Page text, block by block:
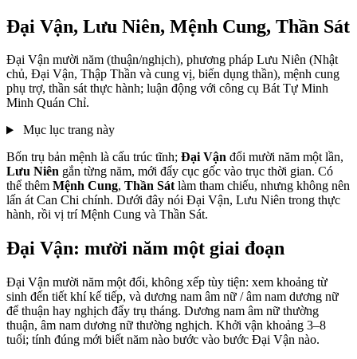
Đại Vận, Lưu Niên, Mệnh Cung, Thần Sát
Đại Vận mười năm (thuận/nghịch), phương pháp Lưu Niên (Nhật
chủ, Đại Vận, Thập Thần và cung vị, biến dụng thần), mệnh cung
phụ trợ, thần sát thực hành; luận động với công cụ Bát Tự Minh
Minh Quán Chỉ.
Mục lục trang này
Bốn trụ bản mệnh là cấu trúc tĩnh; Đại Vận đổi mười năm một lần,
Lưu Niên gắn từng năm, mới đẩy cục gốc vào trục thời gian. Có
thể thêm Mệnh Cung, Thần Sátlàm tham chiếu, nhưng không nên
lấn át Can Chi chính. Dưới đây nói Đại Vận, Lưu Niên trong thực
hành, rồi vị trí Mệnh Cung và Thần Sát.
Đại Vận: mười năm một giai đoạn
Đại Vận mười năm một đổi, không xếp tùy tiện: xem khoảng từ
sinh đến tiết khí kế tiếp, và dương nam âm nữ / âm nam dương nữ
để thuận hay nghịch đẩy trụ tháng. Dương nam âm nữ thường
thuận, âm nam dương nữ thường nghịch. Khởi vận khoảng 3–8
tuổi; tính đúng mới biết năm nào bước vào bước Đại Vận nào.